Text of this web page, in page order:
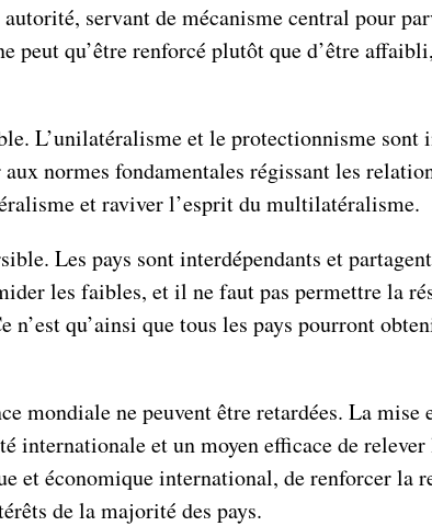
servant de mécanisme central pour
peut qu’être renforcé plutôt que d’être
L’unilatéralisme et le protectionnisme sont
normes fondamentales régissant les
et raviver l’esprit du multilatéralisme.
Les pays sont interdépendants et
les faibles, et il ne faut pas permettre la
qu’ainsi que tous les pays pourront
mondiale ne peuvent être retardées. La mise
internationale et un moyen efficace de
et économique international, de renforcer la
de la majorité des pays.